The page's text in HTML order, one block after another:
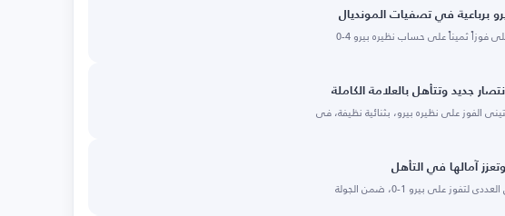
برباعية في تصفيات المونديال
فوزاً ثميناً على حساب نظيره بيرو 4-0
جديد وتتأهل بالعلامة الكاملة
الفوز على نظيره بيرو، بثنائية نظيفة، في
آمالها في التأهل
على بيرو 1-0، ضمن الجولة